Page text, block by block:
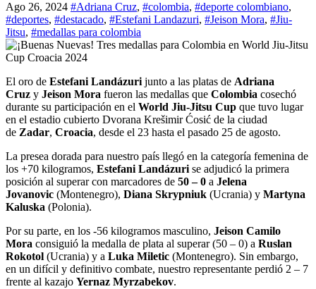
Ago 26, 2024 #Adriana Cruz, #colombia, #deporte colombiano,
#deportes, #destacado, #Estefani Landazuri, #Jeison Mora, #Jiu-
Jitsu, #medallas para colombia
El oro de Estefani Landázurijunto a las platas de Adriana
Cruz y Jeison Mora fueron las medallas que Colombia cosechó
durante su participación en el World Jiu-Jitsu Cup que tuvo lugar
en el estadio cubierto Dvorana Krešimir Ćosić de la ciudad
de Zadar, Croacia, desde el 23 hasta el pasado 25 de agosto.
La presea dorada para nuestro país llegó en la categoría femenina de
los +70 kilogramos, Estefani Landázurise adjudicó la primera
posición al superar con marcadores de 50 – 0 a Jelena
Jovanovic (Montenegro), Diana Skrypniuk (Ucrania) y Martyna
Kaluska (Polonia).
Por su parte, en los -56 kilogramos masculino, Jeison Camilo
Mora consiguió la medalla de plata al superar (50 – 0) a Ruslan
Rokotol (Ucrania) y a Luka Miletic (Montenegro). Sin embargo,
en un difícil y definitivo combate, nuestro representante perdió 2 – 7
frente al kazajo Yernaz Myrzabekov.